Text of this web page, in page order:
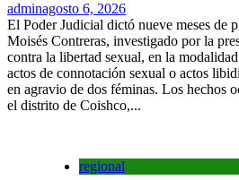
adminagosto 6, 2026
El Poder Judicial dictó nueve meses de
Moisés Contreras, investigado por la
contra la libertad sexual, en la
actos de connotación sexual o actos
en agravio de dos féminas. Los hechos
el distrito de Coishco,...
regional